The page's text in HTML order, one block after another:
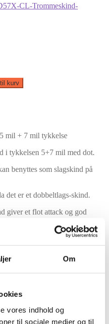
Om
vores indhold og
til sociale medier og til
kurv
mil + 7 mil tykkelse
i tykkelsen 5+7 mil med dot.
benyttes som slagskind på
det er et dobbeltlags-skind.
giver et flot attack og god
skind.